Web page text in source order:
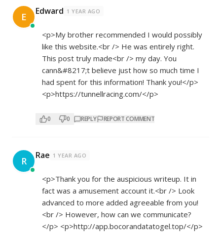
E Edward 1 YEAR AGO
<p>My brother recommended I would possibly
like this website.<br /> He was entirely right.
This post truly made<br /> my day. You
cann&#8217;t believe just how so much time I
had spent for this information! Thank you!</p>
<p>https://tunnellracing.com/</p>
0 0 REPLY REPORT COMMENT
R Rae 1 YEAR AGO
<p>Thank you for the auspicious writeup. It in
fact was a amusement account it.<br /> Look
advanced to more added agreeable from you!
<br /> However, how can we communicate?
</p> <p>http://app.bocorandatatogel.top/</p>